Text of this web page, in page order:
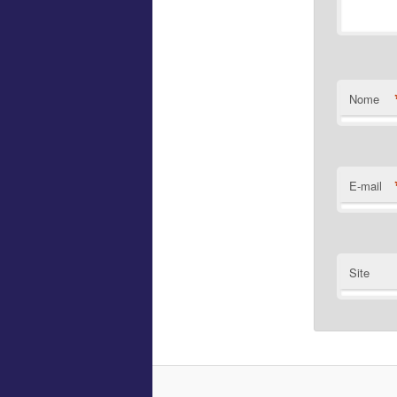
Nome
E-mail
Site